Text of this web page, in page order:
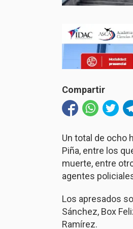
Compartir
Un total de ocho
Piña, entre los
muerte, entre
agentes
Los apresados
Sánchez, Box
Ramírez.